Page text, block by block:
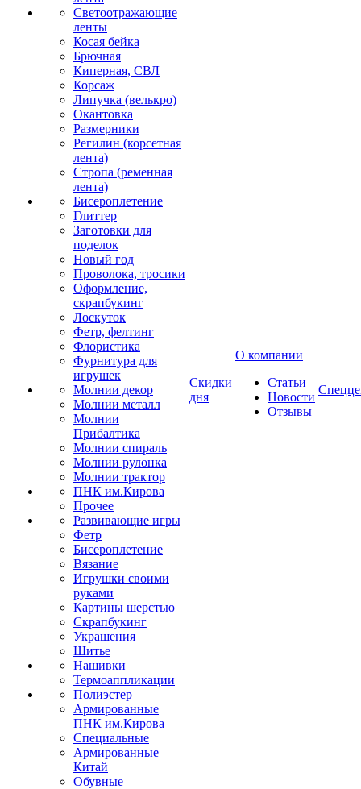
Светоотражающие
ленты
Косая бейка
Брючная
Киперная, СВЛ
Корсаж
Липучка (велькро)
Окантовка
Размерники
Регилин (корсетная
лента)
Стропа (ременная
лента)
Бисероплетение
Глиттер
Заготовки для
поделок
Новый год
Проволока, тросики
Оформление,
скрапбукинг
Лоскуток
Фетр, фелтинг
Флористика
Фурнитура для
игрушек
Молнии декор
Молнии металл
Молнии
Прибалтика
Молнии спираль
Молнии рулонка
Молнии трактор
ПНК им.Кирова
Прочее
Развивающие игры
Фетр
Бисероплетение
Вязание
Игрушки своими
руками
Картины шерстью
Скрапбукинг
Украшения
Шитье
Нашивки
Термоаппликации
Полиэстер
Армированные
ПНК им.Кирова
Специальные
Армированные
Китай
Обувные
Скидки
дня
О компании
Статьи
Новости
Отзывы